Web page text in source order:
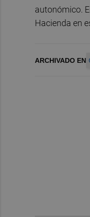
autonómico.
Hacienda en
ARCHIVADO EN